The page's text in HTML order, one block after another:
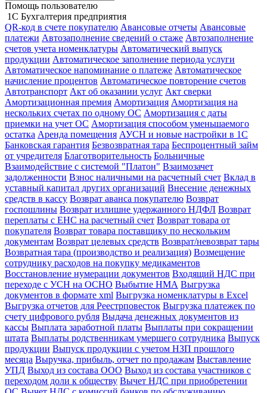
Помощь пользователю
1С Бухгалтерия предприятия
QR-код в счете покупателю Авансовые отчеты Авансовые
платежи Автозаполнение сведений о стаже Автозаполнение
счетов учета номенклатуры Автоматический выпуск
продукции Автоматическое заполнение периода услуги
Автоматическое напоминание о платеже Автоматическое
начисление процентов Автоматическое повторение счетов
Автотранспорт Акт об оказании услуг Акт сверки
Амортизационная премия Амортизация Амортизация на
нескольких счетах по одному ОС Амортизация с даты
приемки на учет ОС Амортизация способом уменьшаемого
остатка Аренда помещения АУСН и новые настройки в 1С
Банковская гарантия Безвозвратная тара Беспроцентный займ
от учредителя Благотворительность Больничные
Взаимодействие с системой "Платон" Взаимозачет
задолженности Взнос наличными на расчетный счет Вклад в
уставный капитал других организаций Внесение денежных
средств в кассу Возврат аванса покупателю Возврат
госпошлины Возврат излишне удержанного НДФЛ Возврат
переплаты с ЕНС на расчетный счет Возврат товара от
покупателя Возврат товара поставщику по нескольким
документам Возврат целевых средств Возврат/невозврат тары
Возвратная тара (производство и реализация) Возмещение
сотруднику расходов на покупку медикаментов
Восстановление нумерации документов Входящий НДС при
переходе с УСН на ОСНО Выбытие НМА Выгрузка
документов в формате xml Выгрузка номенклатуры в Excel
Выгрузка отчетов для Реестрповесток Выгрузка платежек по
счету цифрового рубля Выдача денежных документов из
кассы Выплата заработной платы Выплаты при сокращении
штата Выплаты родственникам умершего сотрудника Выпуск
продукции Выпуск продукции с учетом НЗП прошлого
месяца Выручка, прибыль, отчет по продажам Выставление
УПД Выход из состава ООО Выход из состава участников с
переходом доли к обществу Вычет НДС при приобретении